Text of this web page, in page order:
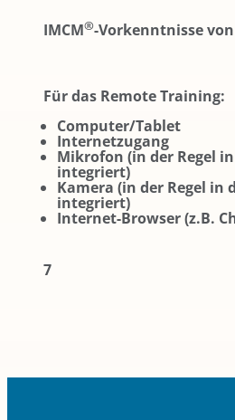
IMCM®-Vorkenntnisse
Für das Remote Training:
Computer/Tablet
Internetzugang
Mikrofon (in der Regel
integriert)
Kamera (in der Regel in
integriert)
Internet-Browser (z.B.
7